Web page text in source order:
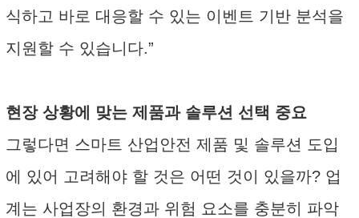
식하고 바로 대응할 수 있는 이벤트 기반 분석을
지원할 수 있습니다.”
현장 상황에 맞는 제품과 솔루션 선택 중요
그렇다면 스마트 산업안전 제품 및 솔루션 도입
에 있어 고려해야 할 것은 어떤 것이 있을까? 업
계는 사업장의 환경과 위험 요소를 충분히 파악